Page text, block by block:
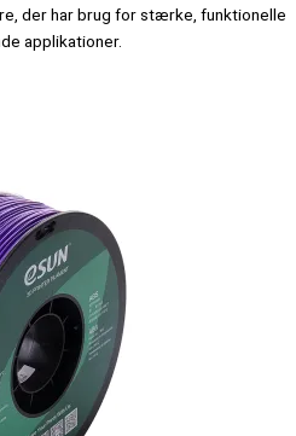
der har brug for stærke, funktionelle
applikationer.